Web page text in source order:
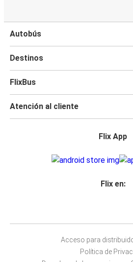
Autobús
Destinos
FlixBus
Atención al cliente
Flix App
Flix en:
Acceso para
Política de